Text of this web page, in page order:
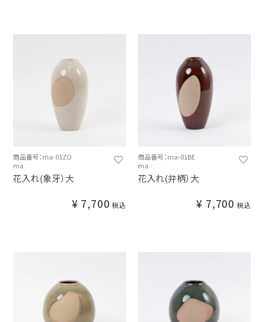
商品番号：ma-01ZO
ma
花入れ(象牙）大
¥ 7,700 税込
商品番号：ma-01BE
ma
花入れ(弁柄）大
¥ 7,700 税込